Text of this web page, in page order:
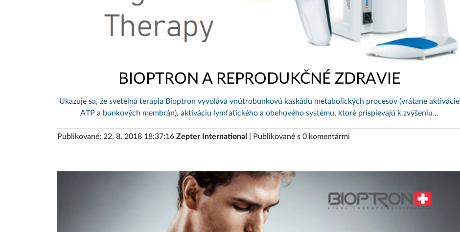
BIOPTRON A REPRODUKČNÉ ZDRAVIE
Ukazuje sa, že svetelná terapia Bioptron vyvoláva vnútrobunkovú kaskádu metabolických procesov (vrátane aktivácie
ATP a bunkových membrán), aktiváciu lymfatického a obehového systému, ktoré prispievajú k zvýšeniu...
Publikované: 22. 8. 2018 18:37:16 Zepter International | Publikované s 0 komentármi